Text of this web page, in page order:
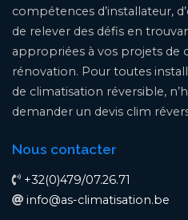
compétences d’installateur,
de relever des défis en
appropriées à vos projets de
rénovation. Pour toutes
de climatisation réversible,
demander un devis clim
Nous contacter
+32(0)479/07.26.71
info@as-climatisation.be